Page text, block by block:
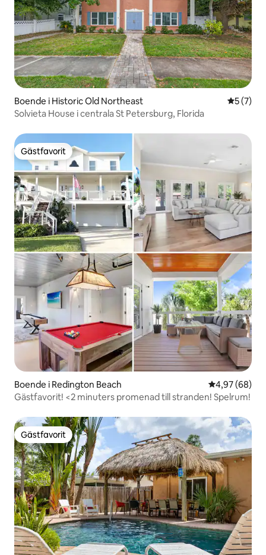
Boende i Historic Old Northeast 5 av 5 i
5 (7)
Solvieta House i centrala St Petersburg, Florida
Gästfavorit
Gästfavorit
Boende i Redington Beach 4,97 av 5 i
4,97 (68)
Gästfavorit! <2 minuters promenad till stranden! Spelrum!
Gästfavorit
Gästfavorit